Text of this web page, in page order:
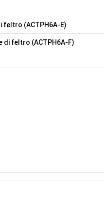
feltro (ACTPH6A-E)
di feltro (ACTPH6A-F)